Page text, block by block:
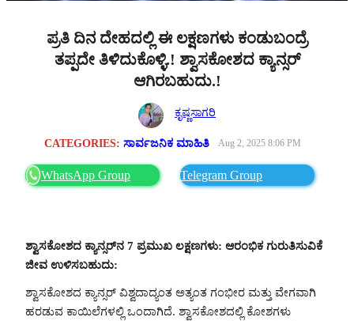
ಪ್ರತಿ ದಿನ ದೇಹದಲ್ಲಿ ಈ ಲಕ್ಷಣಗಳು ಕಂಡುಬಂದ್ರೆ
ತಪ್ಪದೇ ತಿಳಿದುಕೊಳ್ಳಿ.! ಶ್ವಾಸಕೋಶದ ಕ್ಯಾನ್ಸರ್‌
ಆಗಿರಬಹುದು.!
ಕೃಷ್ಣಸಾಗರಿ
CATEGORIES:ಸಾರ್ವಜನಿಕ ಮಾಹಿತಿ Aug 2, 2025 8:06 PM
WhatsApp Group Telegram Group
ಶ್ವಾಸಕೋಶದ ಕ್ಯಾನ್ಸರ್‌ನ 7 ಪ್ರಮುಖ ಲಕ್ಷಣಗಳು: ಆರಂಭಿಕ ಗುರುತಿಸುವಿಕೆ
ಜೀವ ಉಳಿಸಬಹುದು:
ಶ್ವಾಸಕೋಶದ ಕ್ಯಾನ್ಸರ್ ವಿಶ್ವದಾದ್ಯಂತ ಅತ್ಯಂತ ಗಂಭೀರ ಮತ್ತು ವೇಗವಾಗಿ
ಹರಡುವ ಕಾಯಿಲೆಗಳಲ್ಲಿ ಒಂದಾಗಿದೆ. ಶ್ವಾಸಕೋಶದಲ್ಲಿ ಕೋಶಗಳು